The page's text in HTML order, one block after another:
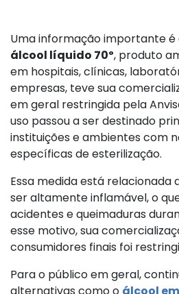
Uma informação importante é
álcool líquido 70º, produto
em hospitais, clínicas,
empresas, teve sua
em geral restringida pela
uso passou a ser destinado
instituições e ambientes com
específicas de esterilização.
Essa medida está
ser altamente inflamável, o
acidentes e queimaduras
esse motivo, sua
consumidores finais foi
Para o público em geral,
alternativas como o álcool